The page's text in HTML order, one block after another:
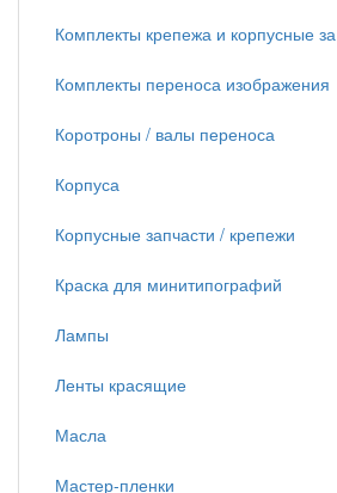
Комплекты крепежа и корпусные за
Комплекты переноса изображения
Коротроны / валы переноса
Корпуса
Корпусные запчасти / крепежи
Краска для минитипографий
Лампы
Ленты красящие
Масла
Мастер-пленки